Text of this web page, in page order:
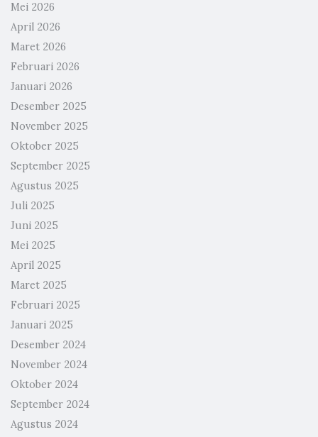
Mei 2026
April 2026
Maret 2026
Februari 2026
Januari 2026
Desember 2025
November 2025
Oktober 2025
September 2025
Agustus 2025
Juli 2025
Juni 2025
Mei 2025
April 2025
Maret 2025
Februari 2025
Januari 2025
Desember 2024
November 2024
Oktober 2024
September 2024
Agustus 2024